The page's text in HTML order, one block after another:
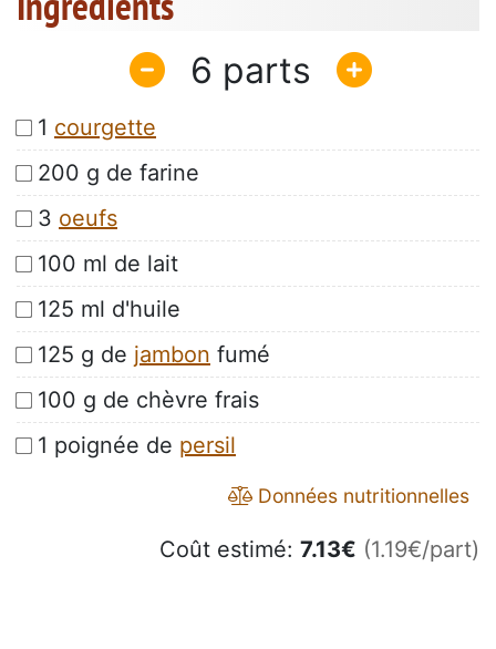
6
1 courgette
200 g de farine
3 oeufs
100 ml de lait
125 ml d'huile
125 g de jambon fumé
100 g de chèvre frais
1 poignée de persil
Données nutritionnelles
Coût estimé: 7.13€ (1.19€/part)